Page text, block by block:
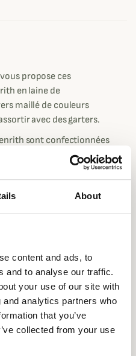
About
content and ads, to
and to analyse our traffic.
your use of our site with
analytics partners who
that you’ve
collected from your use
propose ces
en laine de
maillé de couleurs
avec des garters.
sont confectionnées
Pennine qui fait partie
par la marque qui
pour un confort très
est en motif alvéolé
jaune (pollen).
du talon et des orteils en
de knickers
incontournables de la
sans gartners.